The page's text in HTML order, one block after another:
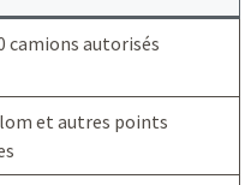
camions autorisés
et autres points